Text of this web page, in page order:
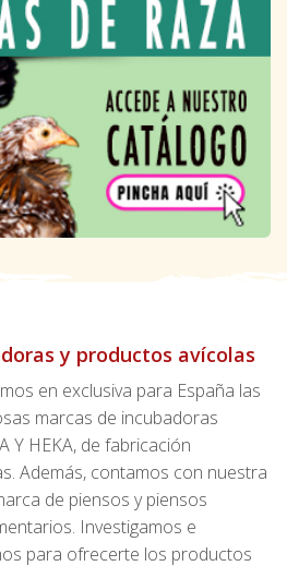
y productos avícolas
en exclusiva para España las
marcas de incubadoras
Y HEKA, de fabricación
Además, contamos con nuestra
de piensos y piensos
Investigamos e
para ofrecerte los productos